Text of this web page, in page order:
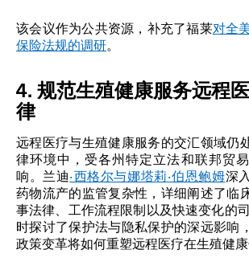
该会议作为公共资源，补充了福莱对全
保险法规的调研。
4. 规范生殖健康服务远程
律
远程医疗与生殖健康服务的交汇领域仍
律环境中，受各州特定立法和联邦贸
响。兰迪·西格尔与娜塔莉·伯恩鲍姆深
药物流产的监管复杂性，详细阐述了临
事法律、工作流程限制以及快速变化的
时探讨了保护法与隐私保护的深远影响
政策变革将如何重塑远程医疗在生殖健康